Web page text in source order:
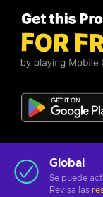
Global
Se puede
Revisa las